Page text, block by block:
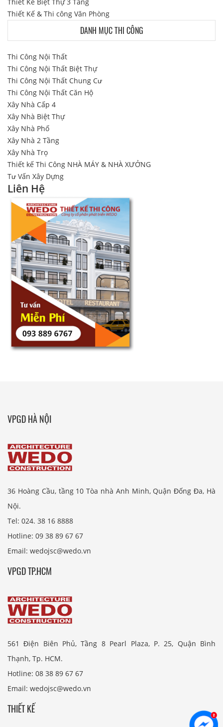
Thiết Kế & Thi công Văn Phòng
DANH MỤC THI CÔNG
Thi Công Nội Thất
Thi Công Nội Thất Biệt Thự
Thi Công Nội Thất Chung Cư
Thi Công Nội Thất Căn Hộ
Xây Nhà Cấp 4
Xây Nhà Biệt Thự
Xây Nhà Phố
Xây Nhà 2 Tầng
Xây Nhà Trọ
Thiết kế Thi Công NHÀ MÁY & NHÀ XƯỞNG
Tư Vấn Xây Dựng
Liên Hệ
VPGD HÀ NỘI
36 Hoàng Cầu, tầng 10 Tòa nhà Anh Minh, Quận Đống Đa, Hà
Nội.
Tel: 024. 38 16 8888
Hotline: 09 38 89 67 67
Email: wedojsc@wedo.vn
VPGD TP.HCM
561 Điện Biên Phủ, Tầng 8 Pearl Plaza, P. 25, Quận Bình
Thạnh, Tp. HCM.
Hotline: 08 38 89 67 67
Email: wedojsc@wedo.vn
THIẾT KẾ